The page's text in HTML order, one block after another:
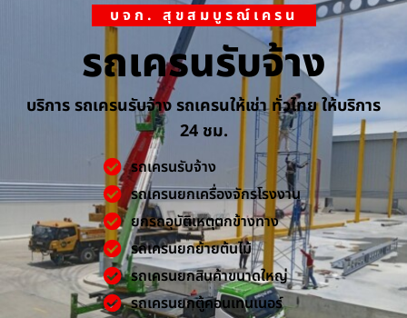
บจก. สุขสมบูรณ์เครน
รถเครนรับจ้าง
บริการ รถเครนรับจ้าง รถเครนให้เช่า ทั่วไทย ให้บริการ
24 ชม.
รถเครนรับจ้าง
รถเครนยกเครื่องจักรโรงงาน
ยกรถอุบัติเหตุตกข้างทาง
รถเครนยกย้ายต้นไม้
รถเครนยกสินค้าขนาดใหญ่
รถเครนยกตู้คอนเทนเนอร์